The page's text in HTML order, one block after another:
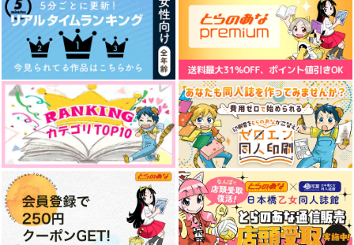
なんだかんだミアレ
みそぬい
1,144円 （税込）
キョウヤ
サンプル
作品詳細
それは蝶が飛ぶように
みてみとみてって
865 （税込）
アルバート×光の戦士
サンプル
作品詳細
英雄はキス待ちを知ら
ない
いな屋
472円（税込）
水晶公×光の戦士♀
サンプル
作品詳細